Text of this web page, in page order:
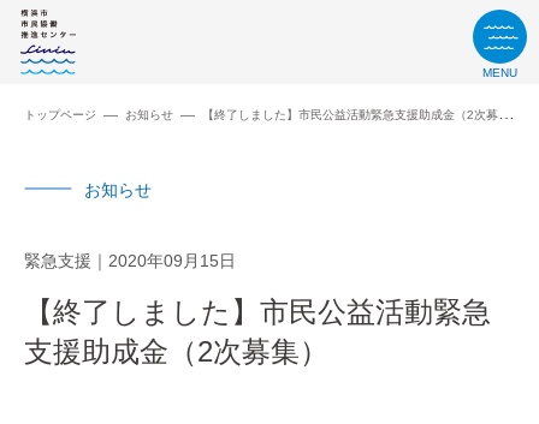
MENU
トップページ お知らせ 【終了しました】市民公益活動緊急支援助成金（2次募集）
お知らせ
緊急支援 2020年09月15日
【終了しました】市民公益活動緊急
支援助成金（2次募集）